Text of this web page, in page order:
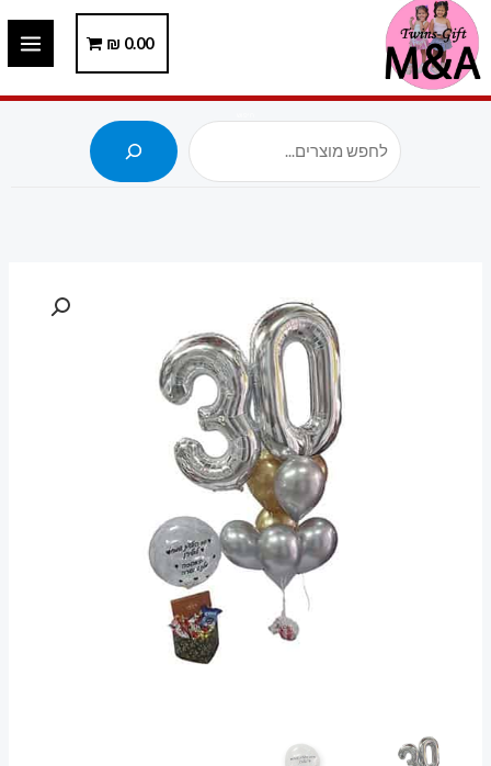
דילוג
לתוכן
0.00
₪